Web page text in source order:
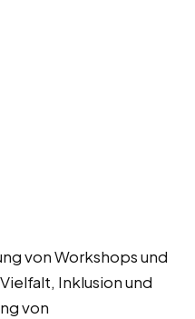
von Workshops und
Inklusion und
von